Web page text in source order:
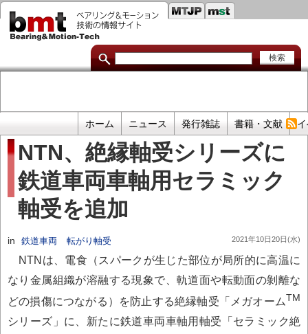
メ
イ
テ
カ
ン
ダ
リ
ン
ク
ラ
イ
リ
ホーム ニュース 発行雑誌 書籍・文献
NTN、絶縁軸受シリーズに
鉄道車両車軸用セラミック
軸受を追加
2021年10日20日(水)
in 鉄道車両 転がり軸受
NTNは、電食（スパークが生じた部位が局所的に高温に
なり金属組織が溶融する現象で、軌道面や転動面の剝離な
どの損傷につながる）を防止する絶縁軸受「メガオームTM
シリーズ」に、新たに鉄道車両車軸用軸受「セラミック絶